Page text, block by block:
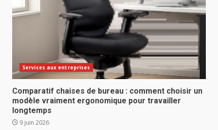
Services aux entreprises
Comparatif chaises de bureau : comment choisir un
modèle vraiment ergonomique pour travailler
longtemps
9 juin 2026